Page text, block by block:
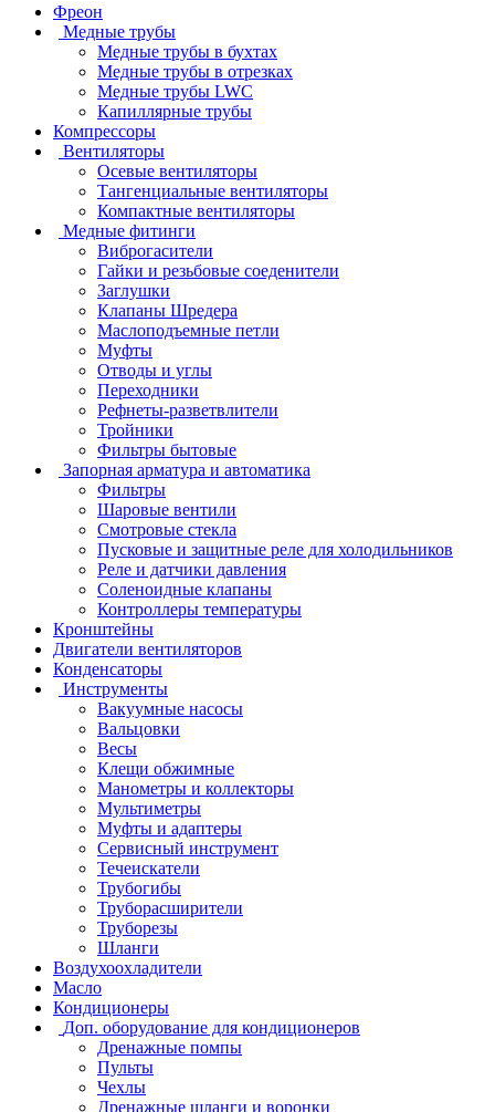
Фреон
Медные трубы
Медные трубы в бухтах
Медные трубы в отрезках
Медные трубы LWC
Капиллярные трубы
Компрессоры
Вентиляторы
Осевые вентиляторы
Тангенциальные вентиляторы
Компактные вентиляторы
Медные фитинги
Виброгасители
Гайки и резьбовые соеденители
Заглушки
Клапаны Шредера
Маслоподъемные петли
Муфты
Отводы и углы
Переходники
Рефнеты-разветвлители
Тройники
Фильтры бытовые
Запорная арматура и автоматика
Фильтры
Шаровые вентили
Смотровые стекла
Пусковые и защитные реле для холодильников
Реле и датчики давления
Соленоидные клапаны
Контроллеры температуры
Кронштейны
Двигатели вентиляторов
Конденсаторы
Инструменты
Вакуумные насосы
Вальцовки
Весы
Клещи обжимные
Манометры и коллекторы
Мультиметры
Муфты и адаптеры
Сервисный инструмент
Течеискатели
Трубогибы
Труборасширители
Труборезы
Шланги
Воздухоохладители
Масло
Кондиционеры
Доп. оборудование для кондиционеров
Дренажные помпы
Пульты
Чехлы
Дренажные шланги и воронки